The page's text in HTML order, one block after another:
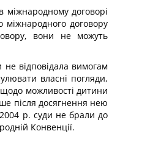
міжнародному договорі
міжнародного договору
вони не можуть
відповідала вимогам
власні погляди,
можливості дитини
після досягнення нею
р. суди не брали до
Конвенції.